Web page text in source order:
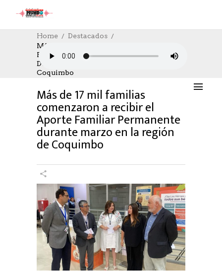
Home
Destacados
Más De 17 Mil Familias Comenzaron A
Recibir El Aporte Familiar Permanente
Durante Marzo En La Región De
Coquimbo
DESTACADOS SOCIAL
08/03/2024
AUTHOR: HECTOR
0 COMMENTS
Más de 17 mil familias
comenzaron a recibir el
Aporte Familiar Permanente
durante marzo en la región
de Coquimbo